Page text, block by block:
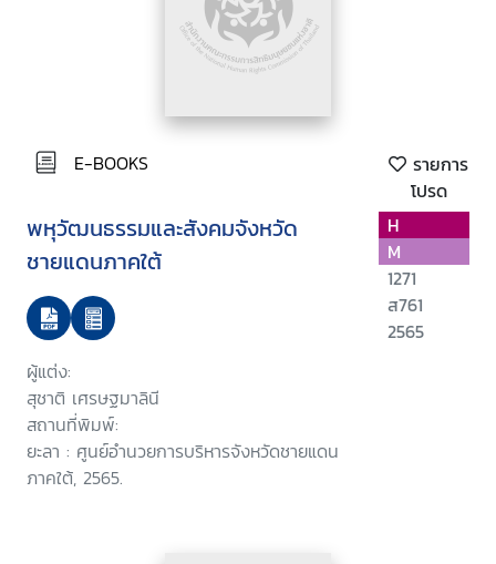
E-BOOKS
รายการ
โปรด
พหุวัฒนธรรมและสังคมจังหวัด
ชายแดนภาคใต้
ผู้แต่ง:
สุชาติ เศรษฐมาลินี
สถานที่พิมพ์:
ยะลา : ศูนย์อำนวยการบริหารจังหวัดชายแดน
ภาคใต้, 2565.
H
M
1271
ส761
2565